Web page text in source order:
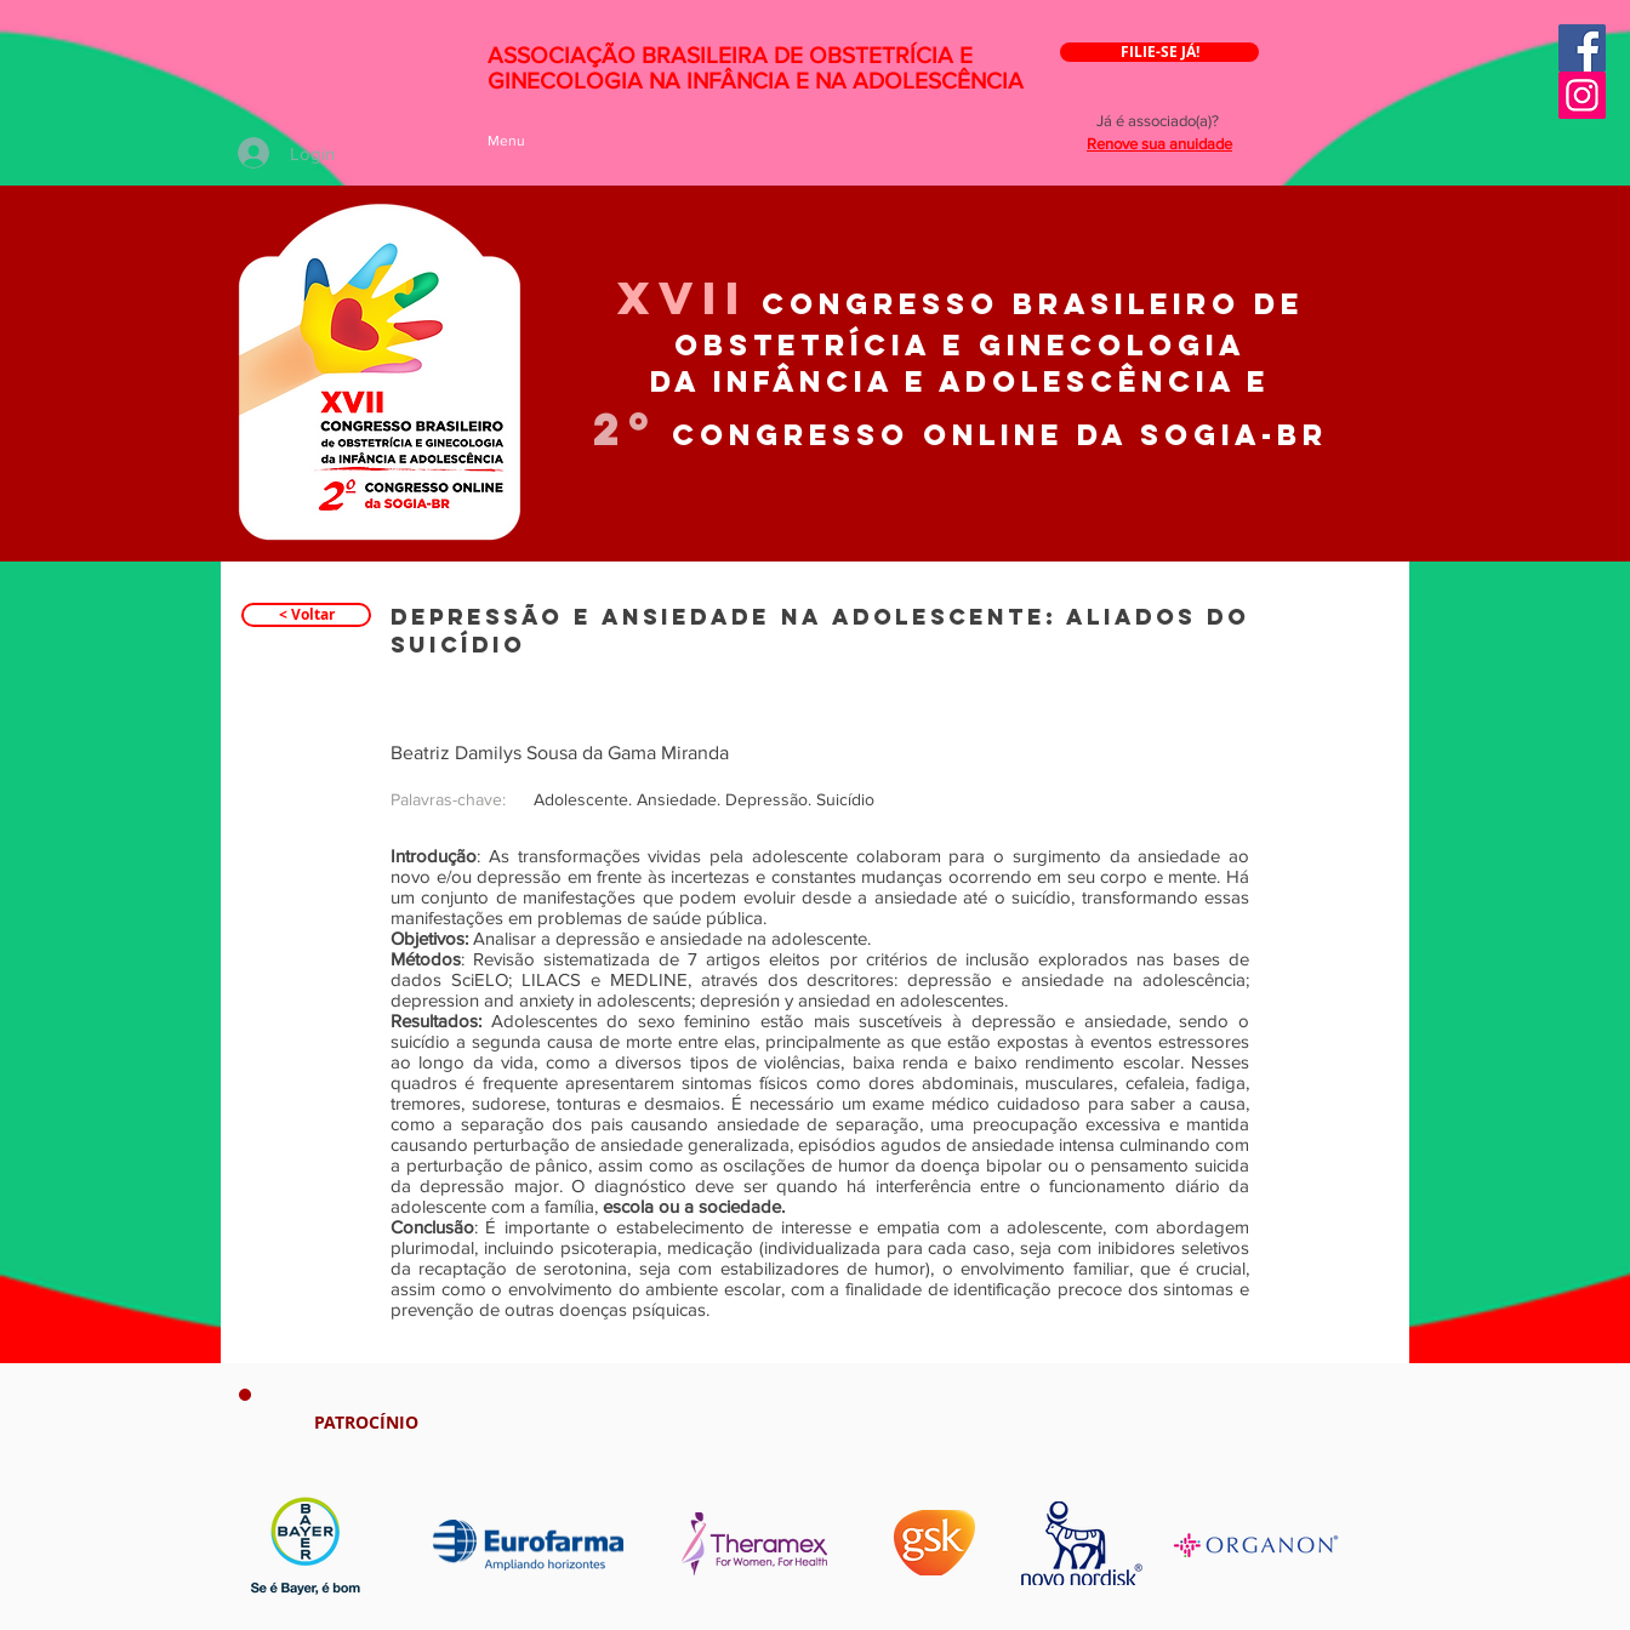
ASSOCIAÇÃO BRASILEIRA DE OBSTETRÍCIA E
GINECOLOGIA NA INFÂNCIA E NA ADOLESCÊNCIA
Menu
Login
FILIE-SE JÁ!
Já é associado(a)?
Renove sua anuidade
XVII
CONGRESSO BRASILEIRO de
OBSTETRÍCIA E GINECOLOGIA
da INFÂNCIA E ADOLESCÊNCIA e
2º CONGRESSO ONLINE da SOGIA-BR
< Voltar
DEPRESSÃO E ANSIEDADE NA ADOLESCENTE: ALIADOS DO
SUICÍDIO
Beatriz Damilys Sousa da Gama Miranda
Palavras-chave: Adolescente. Ansiedade. Depressão. Suicídio
Introdução: As transformações vividas pela adolescente colaboram para o surgimento da ansiedade ao
novo e/ou depressão em frente às incertezas e constantes mudanças ocorrendo em seu corpo e mente. Há
um conjunto de manifestações que podem evoluir desde a ansiedade até o suicídio, transformando essas
manifestações em problemas de saúde pública.
Objetivos: Analisar a depressão e ansiedade na adolescente.
Métodos: Revisão sistematizada de 7 artigos eleitos por critérios de inclusão explorados nas bases de
dados SciELO; LILACS e MEDLINE, através dos descritores: depressão e ansiedade na adolescência;
depression and anxiety in adolescents; depresión y ansiedad en adolescentes.
Resultados: Adolescentes do sexo feminino estão mais suscetíveis à depressão e ansiedade, sendo o
suicídio a segunda causa de morte entre elas, principalmente as que estão expostas à eventos estressores
ao longo da vida, como a diversos tipos de violências, baixa renda e baixo rendimento escolar. Nesses
quadros é frequente apresentarem sintomas físicos como dores abdominais, musculares, cefaleia, fadiga,
tremores, sudorese, tonturas e desmaios. É necessário um exame médico cuidadoso para saber a causa,
como a separação dos pais causando ansiedade de separação, uma preocupação excessiva e mantida
causando perturbação de ansiedade generalizada, episódios agudos de ansiedade intensa culminando com
a perturbação de pânico, assim como as oscilações de humor da doença bipolar ou o pensamento suicida
da depressão major. O diagnóstico deve ser quando há interferência entre o funcionamento diário da
adolescente com a família, escola ou a sociedade.
Conclusão: É importante o estabelecimento de interesse e empatia com a adolescente, com abordagem
plurimodal, incluindo psicoterapia, medicação (individualizada para cada caso, seja com inibidores seletivos
da recaptação de serotonina, seja com estabilizadores de humor), o envolvimento familiar, que é crucial,
assim como o envolvimento do ambiente escolar, com a finalidade de identificação precoce dos sintomas e
prevenção de outras doenças psíquicas.
PATROCÍNIO